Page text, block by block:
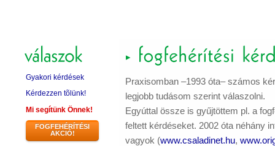
Gyakori kérdések
Kérdezzen tõlünk!
Mi segítünk Önnek!
FOGFEHÉRÍTÉSI
AKCIÓ!
Praxisomban –1993 óta– számos
legjobb tudásom szerint válaszolni.
Egyúttal össze is gyűjtöttem pl. a
feltett kérdéseket. 2002 óta néhány
vagyok (www.csaladinet.hu,